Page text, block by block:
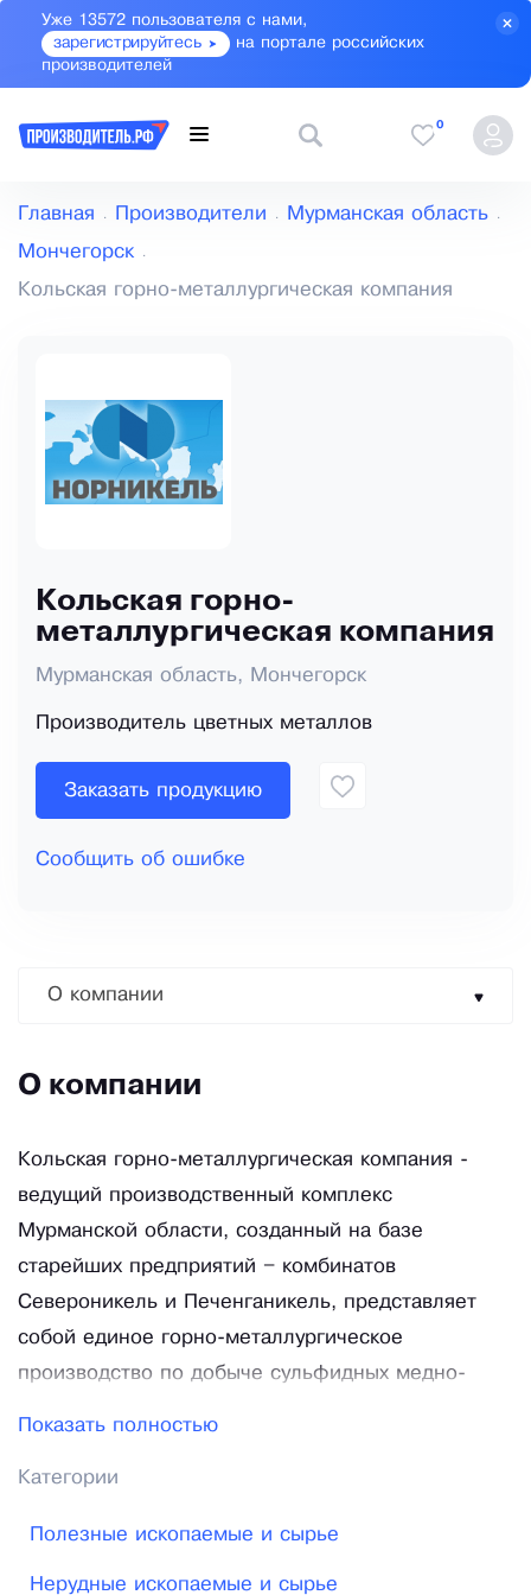
Уже 13572 пользователя с нами,
зарегистрируйтесь
на портале российских
производителей
0
Главная Производители Мурманская область
Мончегорск
Кольская горно-металлургическая компания
Кольская горно-
металлургическая компания
Мурманская область, Мончегорск
Производитель цветных металлов
Заказать продукцию
Сообщить об ошибке
О компании
О компании
Кольская горно-металлургическая компания -
ведущий производственный комплекс
Мурманской области, созданный на базе
старейших предприятий – комбинатов
Североникель и Печенганикель, представляет
собой единое горно-металлургическое
производство по добыче сульфидных медно-
годы свидетельствуют о ее стабильном
управления, освоению инвестиций в капитальное
Показать полностью
Категории
Полезные ископаемые и сырье
Нерудные ископаемые и сырье